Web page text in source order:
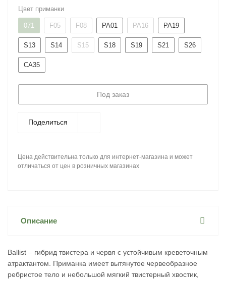
Цвет приманки
071 F05 F08 PA01 PA16 PA19
S13 S14 S15 S18 S19 S21 S26
CA35
Под заказ
Поделиться
Цена действительна только для интернет-магазина и может
отличаться от цен в розничных магазинах
Описание
Ballist – гибрид твистера и червя с устойчивым креветочным
атрактантом. Приманка имеет вытянутое червеобразное
ребристое тело и небольшой мягкий твистерный хвостик,